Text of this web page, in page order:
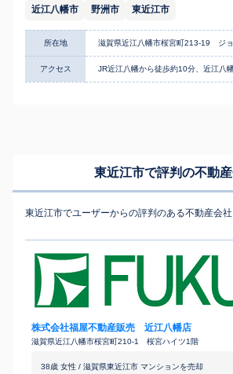
近江八幡市 野洲市 東近江市
所在地 滋賀県近江八幡市桜宮町213-19 ジョ
アクセス JR近江八幡から徒歩約10分、近江八
東近江市で評判の不動
東近江市でユーザーからの評判のある不動産会社
株式会社福屋不動産販売 近江八幡店
滋賀県近江八幡市桜宮町210-1 桜宮ハイツ1階
38歳 女性 / 滋賀県東近江市 マンションを売却